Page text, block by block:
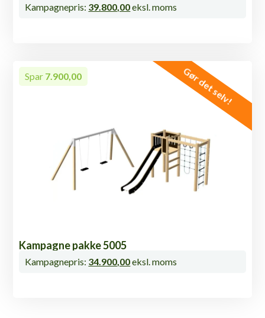
Kampagnepris: 39.800,00eksl. moms
Gør det selv!
Spar 7.900,00
Kampagne pakke 5005
Kampagnepris: 34.900,00eksl. moms